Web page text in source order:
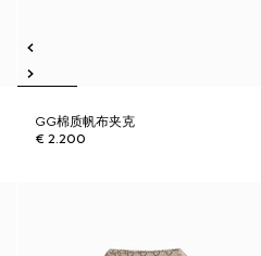
GG棉质帆布夹克
€ 2.200